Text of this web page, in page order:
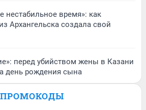
нестабильное время»: как
Архангельска создала свой
перед убийством жены в Казани
день рождения сына
ПРОМОКОДЫ